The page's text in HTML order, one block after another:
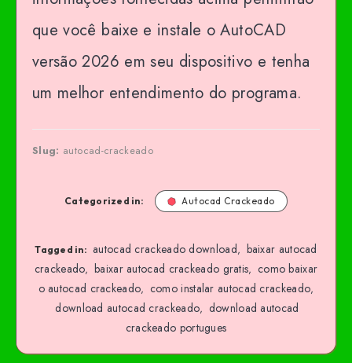
que você baixe e instale o AutoCAD
versão 2026 em seu dispositivo e tenha
um melhor entendimento do programa.
Slug: autocad-crackeado
Categorized in: Autocad Crackeado
Tagged in: autocad crackeado download, baixar autocad
crackeado, baixar autocad crackeado gratis, como baixar
o autocad crackeado, como instalar autocad crackeado,
download autocad crackeado, download autocad
crackeado portugues